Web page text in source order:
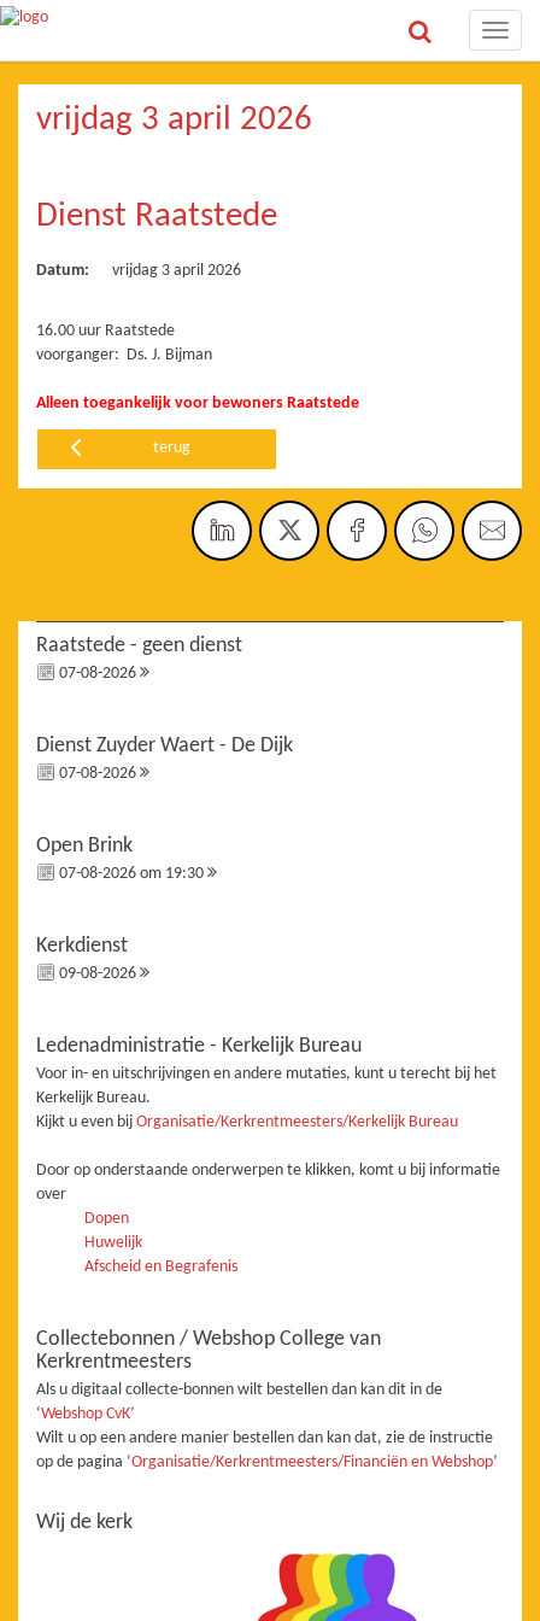
Toggle
vrijdag 3 april 2026
Dienst Raatstede
Datum: vrijdag 3 april 2026
16.00 uur Raatstede
voorganger: Ds. J. Bijman
Alleen toegankelijk voor bewoners Raatstede
terug
Raatstede - geen dienst
07-08-2026
Dienst Zuyder Waert - De Dijk
07-08-2026
Open Brink
07-08-2026 om 19:30
Kerkdienst
09-08-2026
Ledenadministratie - Kerkelijk Bureau
Voor in- en uitschrijvingen en andere mutaties, kunt u terecht bij het
Kerkelijk Bureau.
Kijkt u even bij Organisatie/Kerkrentmeesters/Kerkelijk Bureau
Door op onderstaande onderwerpen te klikken, komt u bij informatie
over
Dopen
Huwelijk
Afscheid en Begrafenis
Collectebonnen / Webshop College van
Kerkrentmeesters
Als u digitaal collecte-bonnen wilt bestellen dan kan dit in de
‘Webshop CvK’
Wilt u op een andere manier bestellen dan kan dat, zie de instructie
op de pagina ‘Organisatie/Kerkrentmeesters/Financiën en Webshop’
Wij de kerk